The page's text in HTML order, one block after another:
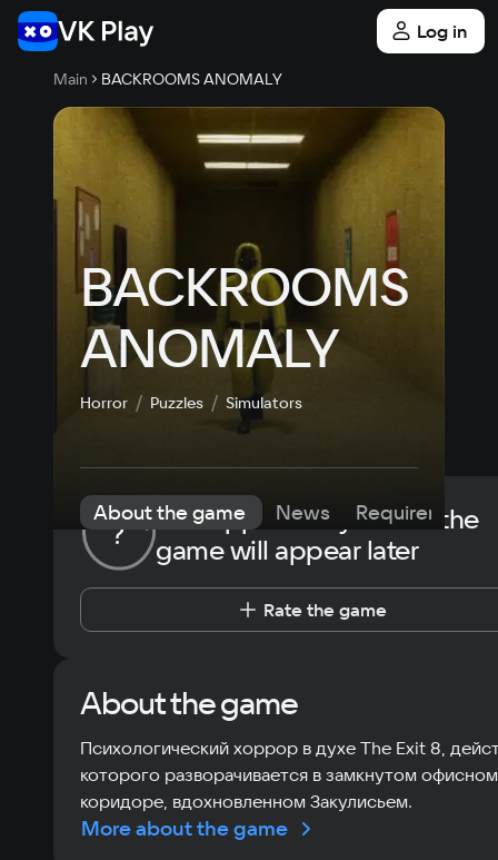
Log in
Main BACKROOMS ANOMALY
BACKROOMS
ANOMALY
Horror Puzzles Simulators
About the game News Requirements
?
The opportunity to rate the
game will appear later
Rate the game
About the game
Психологический хоррор в духе The Exit 8,
которого разворачивается в замкнутом офисном
коридоре, вдохновленном Закулисьем.
More about the game